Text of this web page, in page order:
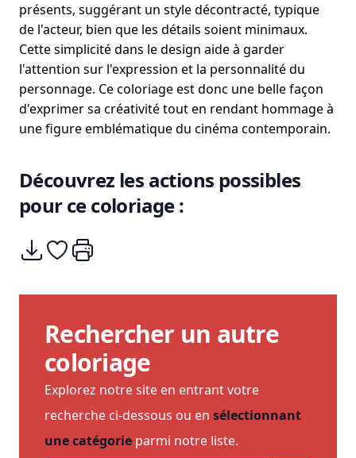
présents, suggérant un style décontracté, typique
de l'acteur, bien que les détails soient minimaux.
Cette simplicité dans le design aide à garder
l'attention sur l'expression et la personnalité du
personnage. Ce coloriage est donc une belle façon
d'exprimer sa créativité tout en rendant hommage à
une figure emblématique du cinéma contemporain.
Découvrez les actions possibles
pour ce coloriage :
Télécharger
Ajouter à mes coups de coeurs
Imprimer
Rechercher un autre
coloriage
Explorez notre site en entrant votre
recherche ci-dessous ou en sélectionnant
une catégorie parmi notre liste.